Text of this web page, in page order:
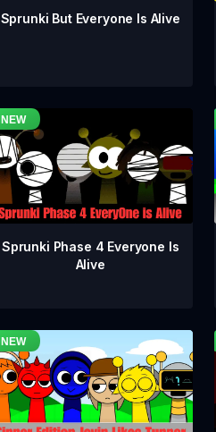
Sprunki But Everyone Is Alive
Sprunki Phase 4 Everyone Is
Alive